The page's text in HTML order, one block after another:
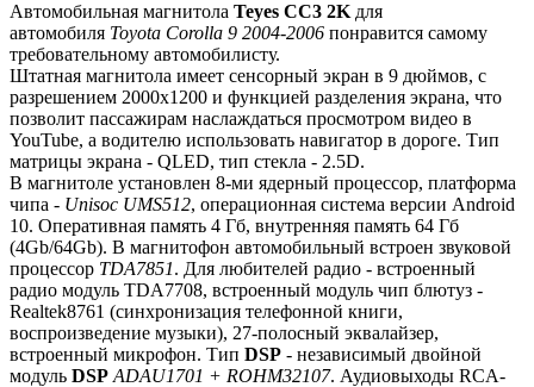
Автомобильная магнитола Teyes СС3 2Kдля
автомобиля Toyota Corolla 9 2004-2006 понравится самому
требовательному автомобилисту.
Штатная магнитола имеет сенсорный экран в 9 дюймов, с
разрешением 2000х1200 и функцией разделения экрана, что
позволит пассажирам наслаждаться просмотром видео в
YouTube, а водителю использовать навигатор в дороге. Тип
матрицы экрана - QLED, тип стекла - 2.5D.
В магнитоле установлен 8-ми ядерный процессор, платформа
чипа - Unisoc UMS512, операционная система версии Android
10. Оперативная память 4 Гб, внутренняя память 64 Гб
(4Gb/64Gb). В магнитофон автомобильный встроен звуковой
процессор TDA7851. Для любителей радио - встроенный
радио модуль TDA7708, встроенный модуль чип блютуз -
Realtek8761 (синхронизация телефонной книги,
воспроизведение музыки), 27-полосный эквалайзер,
встроенный микрофон. Тип DSP - независимый двойной
модуль DSP ADAU1701 + ROHM32107. Аудиовыходы RCA-